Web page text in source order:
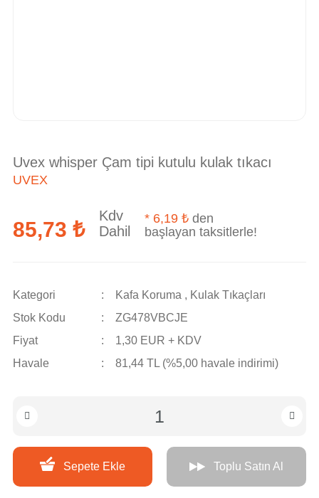
Uvex whisper Çam tipi kutulu kulak tıkacı
UVEX
85,73 ₺
Kdv
Dahil
* 6,19 ₺ den
başlayan taksitlerle!
Kategori Kafa Koruma , Kulak Tıkaçları
Stok Kodu
ZG478VBCJE
Fiyat
1,30 EUR + KDV
Havale
81,44 TL (%5,00 havale indirimi)
Sepete Ekle Toplu Satın Al